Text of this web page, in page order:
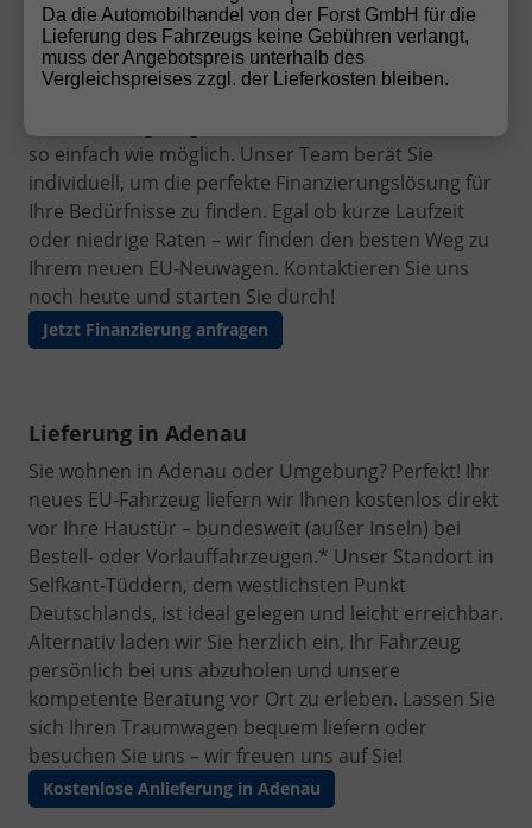
Finanzierung leicht gemacht
Ihr Traumauto ist nur einen Schritt entfernt! Mit
unseren flexiblen und
so einfach wie möglich. Unser Team berät Sie
individuell, um die perfekte Finanzierungslösung für
Ihre Bedürfnisse zu finden. Egal ob kurze Laufzeit
oder niedrige Raten – wir finden den besten Weg zu
Ihrem neuen EU-Neuwagen. Kontaktieren Sie uns
noch heute und starten Sie durch!
Jetzt Finanzierung anfragen
Lieferung in Adenau
Sie wohnen in Adenau oder Umgebung? Perfekt! Ihr
neues EU-Fahrzeug liefern wir Ihnen kostenlos direkt
vor Ihre Haustür – bundesweit (außer Inseln) bei
Bestell- oder Vorlauffahrzeugen.* Unser Standort in
Selfkant-Tüddern, dem westlichsten Punkt
Deutschlands, ist ideal gelegen und leicht erreichbar.
Alternativ laden wir Sie herzlich ein, Ihr Fahrzeug
persönlich bei uns abzuholen und unsere
kompetente Beratung vor Ort zu erleben. Lassen Sie
sich Ihren Traumwagen bequem liefern oder
besuchen Sie uns – wir freuen uns auf Sie!
Kostenlose Anlieferung in Adenau
Da die Automobilhandel von der Forst GmbH für die
Lieferung des Fahrzeugs keine Gebühren verlangt,
muss der Angebotspreis unterhalb des
Vergleichspreises zzgl. der Lieferkosten bleiben.